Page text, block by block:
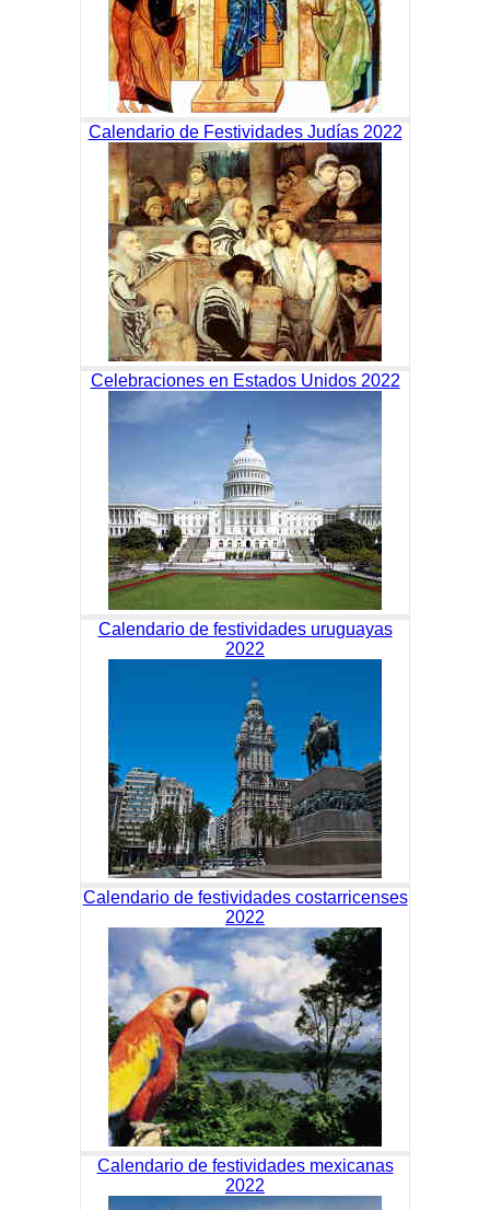
Calendario de Festividades Judías 2022
Celebraciones en Estados Unidos 2022
Calendario de festividades uruguayas
2022
Calendario de festividades costarricenses
2022
Calendario de festividades mexicanas
2022